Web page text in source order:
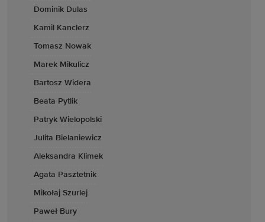
Dominik Dulas
Kamil Kanclerz
Tomasz Nowak
Marek Mikulicz
Bartosz Widera
Beata Pytlik
Patryk Wielopolski
Julita Bielaniewicz
Aleksandra Klimek
Agata Pasztetnik
Mikołaj Szurlej
Paweł Bury